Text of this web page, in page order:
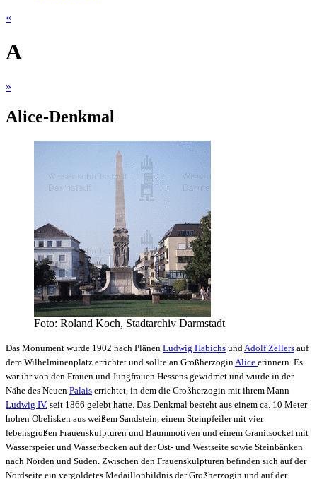
«
A
»
Alice-Denkmal
Foto: Roland Koch, Stadtarchiv Darmstadt
Das Monument wurde 1902 nach Plänen Ludwig Habichs und Adolf Zellers auf
dem Wilhelminenplatz errichtet und sollte an Großherzogin Alice erinnern. Es
war ihr von den Frauen und Jungfrauen Hessens gewidmet und wurde in der
Nähe des Neuen Palais errichtet, in dem die Großherzogin mit ihrem Mann
Ludwig IV. seit 1866 gelebt hatte. Das Denkmal besteht aus einem ca. 10 Meter
hohen Obelisken aus weißem Sandstein, einem Steinpfeiler mit vier
lebensgroßen Frauenskulpturen und Baummotiven und einem Granitsockel mit
Wasserspeier und Wasserbecken auf der Ost- und Westseite sowie Steinbänken
nach Norden und Süden. Zwischen den Frauenskulpturen befinden sich auf der
Nordseite ein vergoldetes Medaillonbildnis der Großherzogin und auf der